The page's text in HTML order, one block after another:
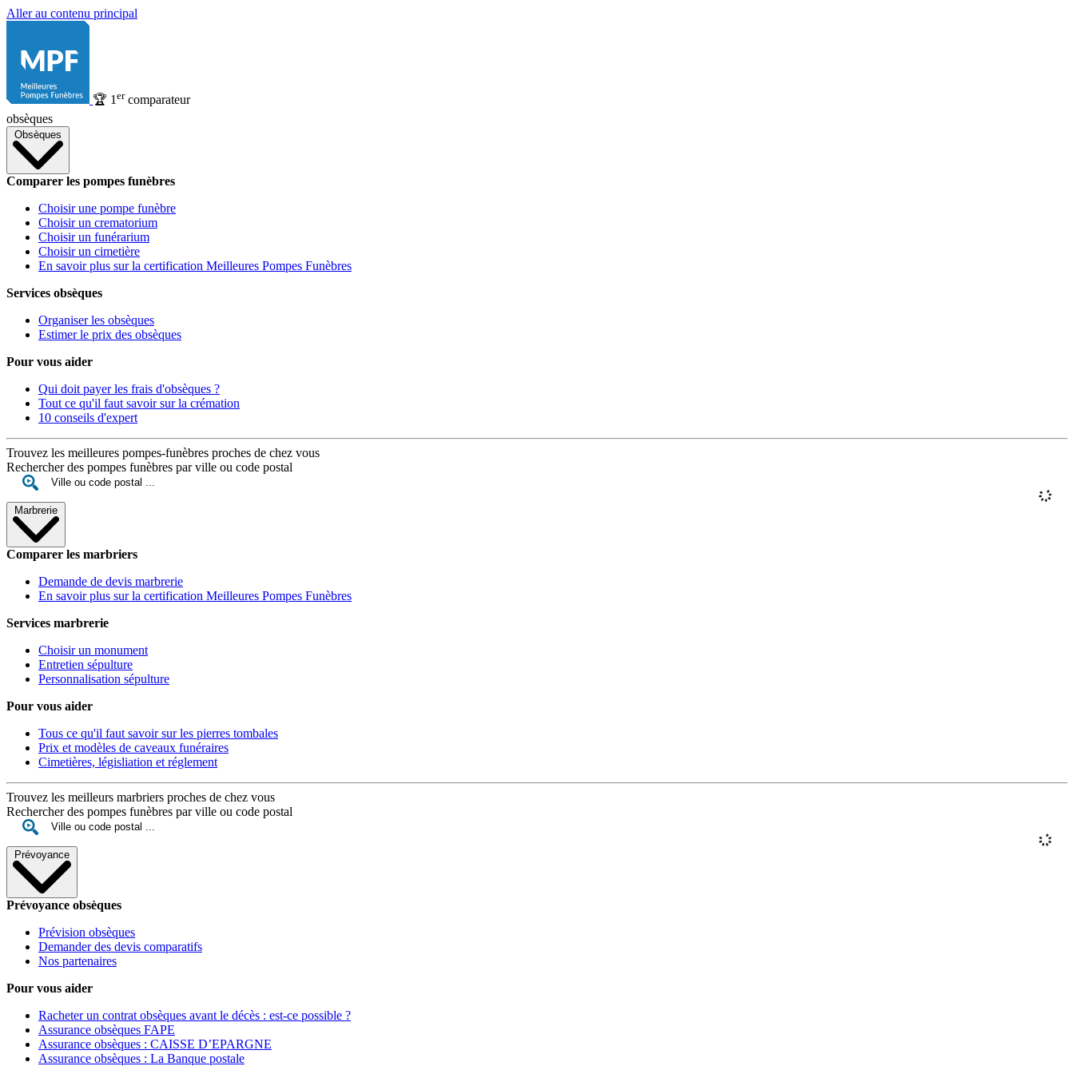
Aller au contenu principal
🏆 1 ercomparateur
obsèques
Obsèques
Comparer les pompes funèbres
Choisir une pompe funèbre
Choisir un crematorium
Choisir un funérarium
Choisir un cimetière
En savoir plus sur la certification Meilleures Pompes Funèbres
Services obsèques
Organiser les obsèques
Estimer le prix des obsèques
Pour vous aider
Qui doit payer les frais d'obsèques ?
Tout ce qu'il faut savoir sur la crémation
10 conseils d'expert
Trouvez les meilleures pompes-funèbres proches de chez vous
Rechercher des pompes funèbres par ville ou code postal
Marbrerie
Comparer les marbriers
Demande de devis marbrerie
En savoir plus sur la certification Meilleures Pompes Funèbres
Services marbrerie
Choisir un monument
Entretien sépulture
Personnalisation sépulture
Pour vous aider
Tous ce qu'il faut savoir sur les pierres tombales
Prix et modèles de caveaux funéraires
Cimetières, législiation et réglement
Trouvez les meilleurs marbriers proches de chez vous
Rechercher des pompes funèbres par ville ou code postal
Prévoyance
Prévoyance obsèques
Prévision obsèques
Demander des devis comparatifs
Nos partenaires
Pour vous aider
Racheter un contrat obsèques avant le décès : est-ce possible ?
Assurance obsèques FAPE
Assurance obsèques : CAISSE D’EPARGNE
Assurance obsèques : La Banque postale